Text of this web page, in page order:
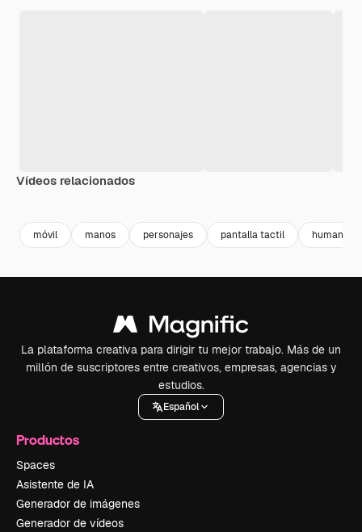
Vídeos relacionados
móvil manos personajes pantalla tactil humanidad
La plataforma creativa para dirigir tu mejor trabajo. Más de un
millón de suscriptores entre creativos, empresas, agencias y
estudios.
Español
Productos
Spaces
Asistente de IA
Generador de imágenes
Generador de vídeos